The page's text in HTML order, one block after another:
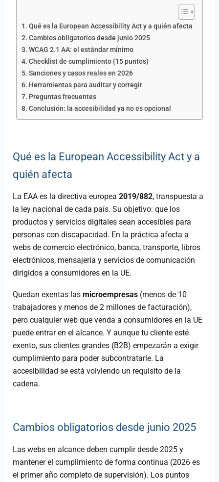
Qué es la European Accessibility Act y a quién afecta
Cambios obligatorios desde junio 2025
WCAG 2.1 AA: el estándar mínimo
Checklist de cumplimiento (15 puntos)
Sanciones y casos reales en 2026
Herramientas para auditar y corregir
Preguntas frecuentes
Conclusión: la accesibilidad ya no es opcional
Qué es la European Accessibility Act y a
quién afecta
La EAA es la directiva europea2019/882, transpuesta a
la ley nacional de cada país. Su objetivo: que los
productos y servicios digitales sean accesibles para
personas con discapacidad. En la práctica afecta a
webs de comercio electrónico, banca, transporte, libros
electrónicos, mensajería y servicios de comunicación
dirigidos a consumidores en la UE.
Quedan exentas lasmicroempresas (menos de 10
trabajadores y menos de 2 millones de facturación),
pero cualquier web que venda a consumidores en la UE
puede entrar en el alcance. Y aunque tu cliente esté
exento, sus clientes grandes (B2B) empezarán a exigir
cumplimiento para poder subcontratarle. La
accesibilidad se está volviendo un requisito de la
cadena.
Cambios obligatorios desde junio 2025
Las webs en alcance deben cumplir desde 2025 y
mantener el cumplimiento de forma continua (2026 es
el primer año completo de supervisión). Los puntos